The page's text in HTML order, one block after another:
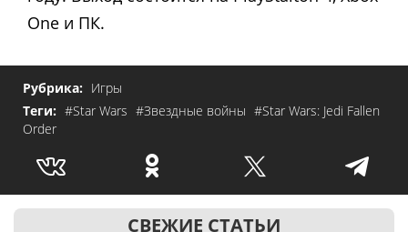
One и ПК.
Рубрика: Игры
Теги: #Star Wars #Звездные войны #Star Wars: Jedi Fallen
Order
СВЕЖИЕ СТАТЬИ